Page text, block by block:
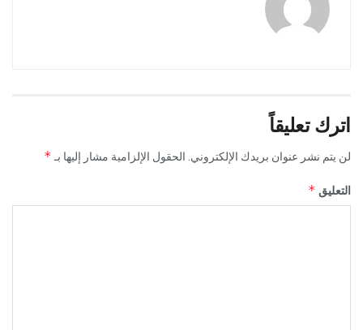
اترك تعليقاً
لن يتم نشر عنوان بريدك الإلكتروني. الحقول الإلزامية مشار إليها بـ*
التعليق*